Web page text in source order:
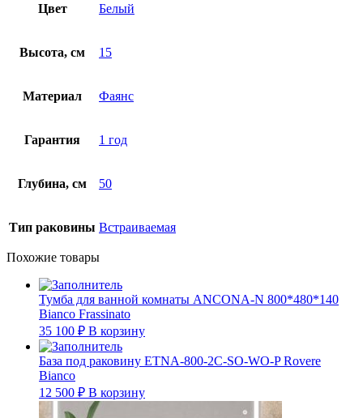
Цвет Белый
Высота, см 15
Материал Фаянс
Гарантия 1 год
Глубина, см 50
Тип раковины Встраиваемая
Похожие товары
Тумба для ванной комнаты ANCONA-N 800*480*140
Bianco Frassinato
35 100 ₽ В корзину
База под раковину ETNA-800-2C-SO-WO-P Rovere
Bianco
12 500 ₽ В корзину